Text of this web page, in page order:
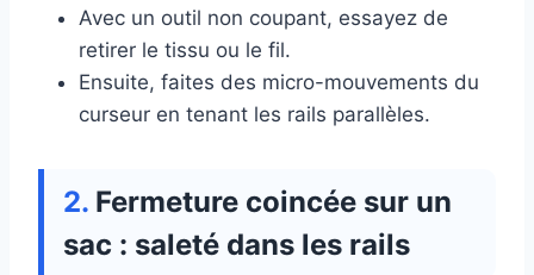
Avec un outil non coupant, essayez de
retirer le tissu ou le fil.
Ensuite, faites des micro-mouvements du
curseur en tenant les rails parallèles.
Fermeture coincée sur un
sac : saleté dans les rails